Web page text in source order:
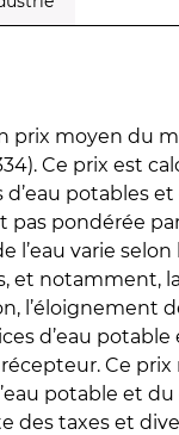
prix moyen du
Ce prix est
potables
pas pondérée
l’eau varie
et notamment,
l’éloignement
d’eau potable
Ce
potable et
des taxes et